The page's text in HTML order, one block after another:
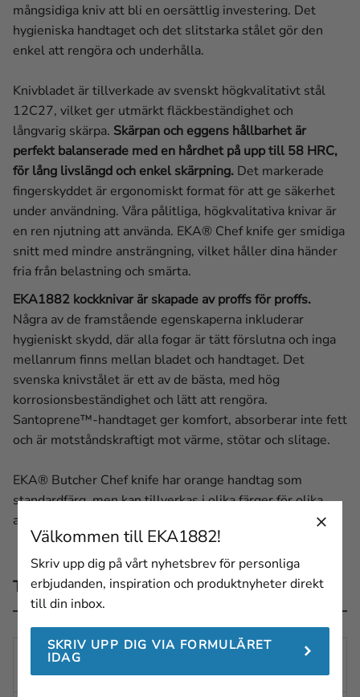
mångsidiga kniv att bli en oersättlig investering. Det
hygieniska handtaget och det slitstarka stålet gör den
enkel att rengöra och underhålla.
Knivbladet är tillverkade av svenskt högkvalitativt stål
12C27, vilket ger utmärkt fläckbeständighet och
långvarig skärpa. Skärpan och eggens hållbarhet är
perfekt balanserade med en hårdhet på upp till 58 HRC,
för lång livslängd och enkel skärpning. Det markerade
fingerskyddet är ergonomiskt format för att ge säkerhet
under användning. Våra pålitliga, högkvalitativa knivar är
en ren njutning att använda. EKA® Chef knife ger smidiga
snitt med mindre ansträngning, vilket håller dina händer
fria från belastning och smärta.
EKA1882 kockknivar är skapade av proffs för proffs.
Några av de framstående egenskaperna inkluderar
hygieniskt skydd, där alla fogar är tätt förslutna och inga
mellanrum finns mellan bladet och handtaget. Det
svenska knivstålet är ett av de bästa, med hög
korrosionsbeständighet och lätt att rengöra.
Santoprene™-handtaget ger komfort, absorberar inte fett
och är motståndskraftigt mot värme, stötar och slitage.
EKA® Butcher Chef knife har orange handtag som
standardfärg, men kan tillverkas i olika färger för olika
användningsområden.
för mer information.
Teknisk beskrivning
TOTALLÄNG
D
Välkommen till EKA1882!
Skriv upp dig på vårt nyhetsbrev för personliga
erbjudanden, inspiration och produktnyheter direkt
till din inbox.
SKRIV UPP DIG VIA FORMULÄRET
IDAG